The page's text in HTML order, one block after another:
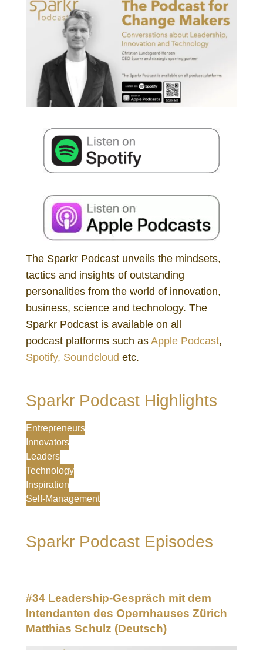
The Sparkr Podcast unveils the mindsets,
tactics and insights of outstanding
personalities from the world of innovation,
business, science and technology. The
Sparkr Podcast is available on all
podcast platforms such as Apple Podcast,
Spotify, Soundcloud etc.
Sparkr Podcast Highlights
Entrepreneurs
Innovators
Leaders
Technology
Inspiration
Self-Management
Sparkr Podcast Episodes
#34 Leadership-Gespräch mit dem
Intendanten des Opernhauses Zürich
Matthias Schulz (Deutsch)